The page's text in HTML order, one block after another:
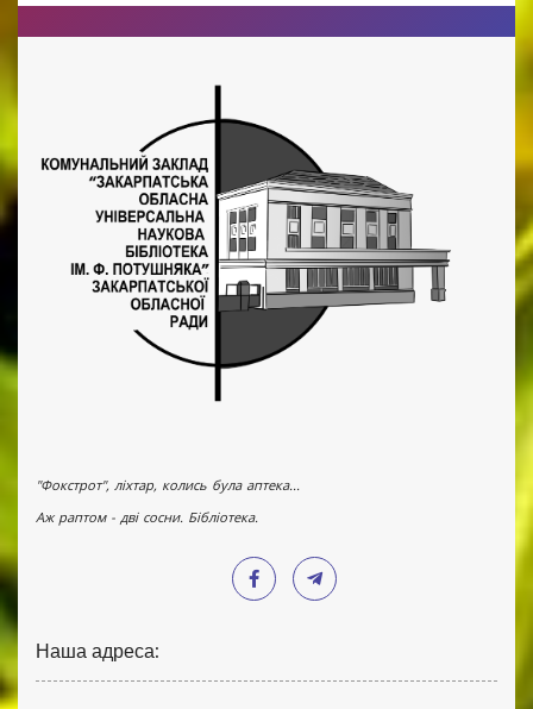
"Фокстрот", ліхтар, колись була аптека...
Аж раптом - дві сосни. Бібліотека.
Наша адреса: